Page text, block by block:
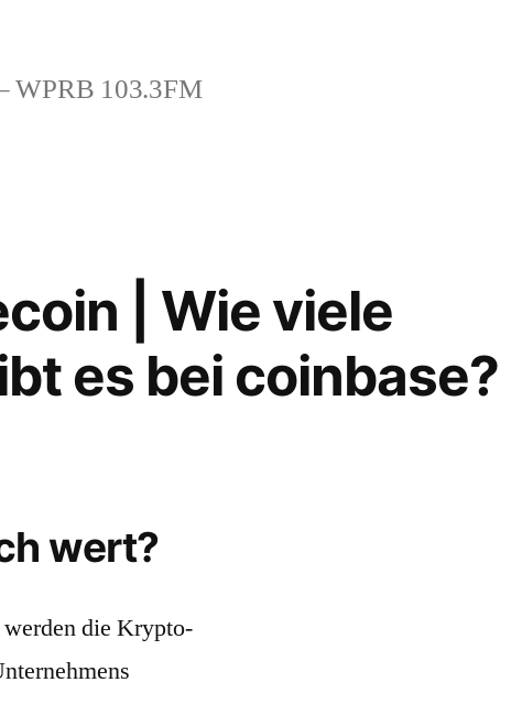
WPRB 103.3FM
| Wie viele
es bei coinbase?
wert?
die Krypto-